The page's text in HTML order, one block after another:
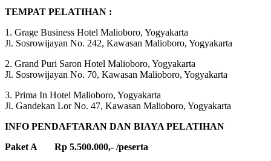
TEMPAT PELATIHAN :
1. Grage Business Hotel Malioboro, Yogyakarta
Jl. Sosrowijayan No. 242, Kawasan Malioboro, Yogyakarta
2. Grand Puri Saron Hotel Malioboro, Yogyakarta
Jl. Sosrowijayan No. 70, Kawasan Malioboro, Yogyakarta
3. Prima In Hotel Malioboro, Yogyakarta
Jl. Gandekan Lor No. 47, Kawasan Malioboro, Yogyakarta
INFO PENDAFTARAN DAN BIAYA PELATIHAN
Paket A Rp 5.500.000,- /peserta